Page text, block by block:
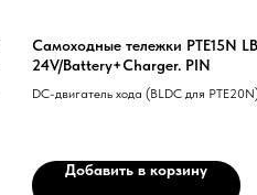
Самоходные тележки PTE15N LB
24V/Battery+Charger. PIN
DC-двигатель хода (BLDC для
PTE20N).Добавить в корзину